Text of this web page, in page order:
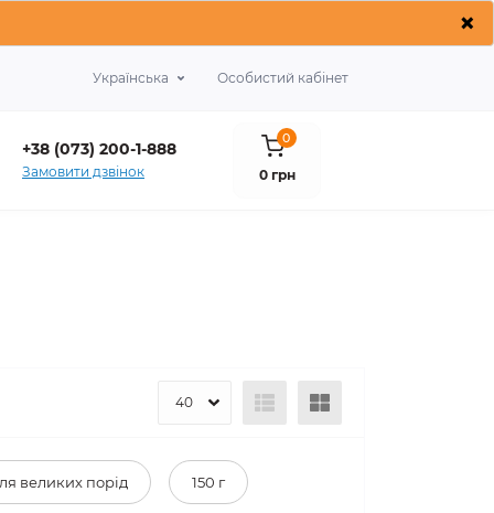
×
Українська Особистий кабінет
+38 (073) 200-1-888
Замовити дзвінок
0
0 грн
великих порід 150 г